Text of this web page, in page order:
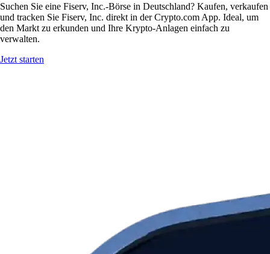
Suchen Sie eine Fiserv, Inc.-Börse in Deutschland? Kaufen, verkaufen
und tracken Sie Fiserv, Inc. direkt in der Crypto.com App. Ideal, um
den Markt zu erkunden und Ihre Krypto-Anlagen einfach zu
verwalten.
Jetzt starten